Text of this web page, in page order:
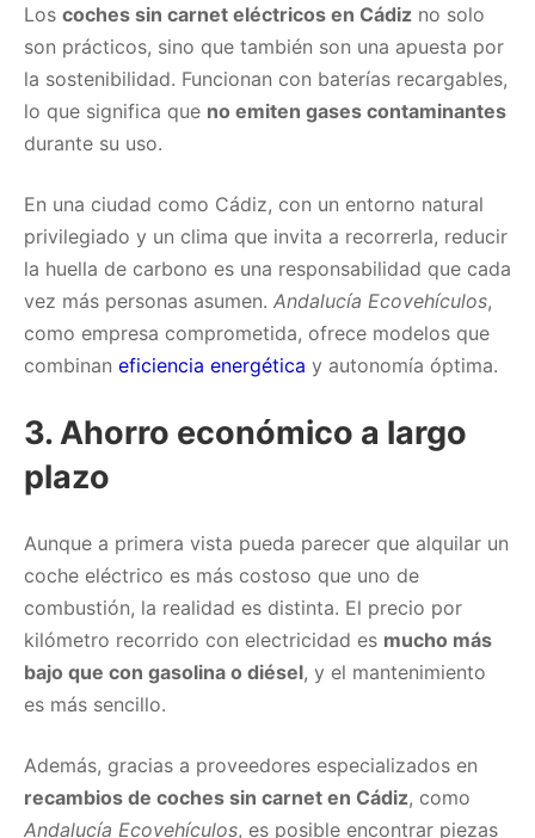
Los coches sin carnet eléctricos en Cádiz no solo
son prácticos, sino que también son una apuesta por
la sostenibilidad. Funcionan con baterías recargables,
lo que significa que no emiten gases contaminantes
durante su uso.
En una ciudad como Cádiz, con un entorno natural
privilegiado y un clima que invita a recorrerla, reducir
la huella de carbono es una responsabilidad que cada
vez más personas asumen. Andalucía Ecovehículos,
como empresa comprometida, ofrece modelos que
combinan eficiencia energética y autonomía óptima.
3.Ahorro económico a largo
plazo
Aunque a primera vista pueda parecer que alquilar un
coche eléctrico es más costoso que uno de
combustión, la realidad es distinta. El precio por
kilómetro recorrido con electricidad es mucho más
bajo que con gasolina o diésel, y el mantenimiento
es más sencillo.
Además, gracias a proveedores especializados en
recambios de coches sin carnet en Cádiz, como
Andalucía Ecovehículos, es posible encontrar piezas